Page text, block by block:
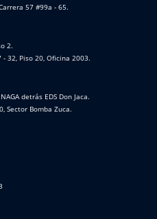
57 #99a - 65.
2.
32, Piso 20, Oficina 2003.
detrás EDS Don Jaca.
Sector Bomba Zuca.